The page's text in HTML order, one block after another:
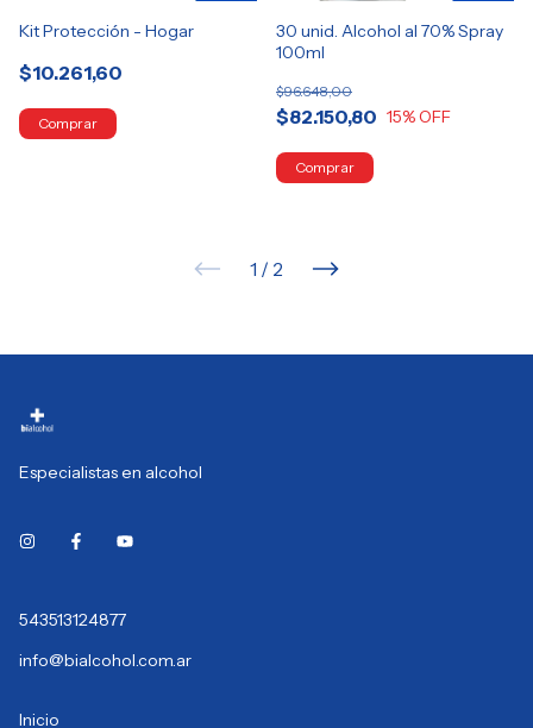
Kit Protección - Hogar
$10.261,60
30 unid. Alcohol al 70% Spray
100ml
$82.150,80
$96.648,00
15% OFF
1 / 2
Especialistas en alcohol
543513124877
info@bialcohol.com.ar
Inicio